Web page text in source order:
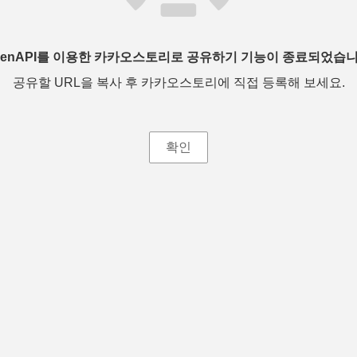
를 이용한 카카오스토리로 공유하기 기능이 종료되었습
공유할 URL을 복사 후 카카오스토리에 직접 등록해 보세요.
확인